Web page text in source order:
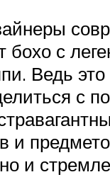
бохо с
Ведь это
с
и
и